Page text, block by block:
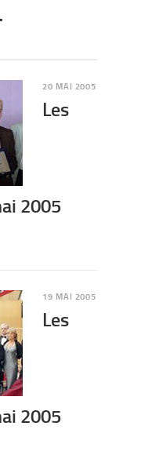
20 MAI 2005
Les
2005
19 MAI 2005
Les
2005